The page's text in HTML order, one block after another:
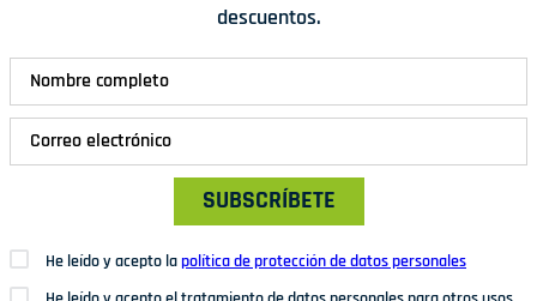
descuentos.
SUBSCRÍBETE
He leído y acepto lapolítica de protección de datos personales